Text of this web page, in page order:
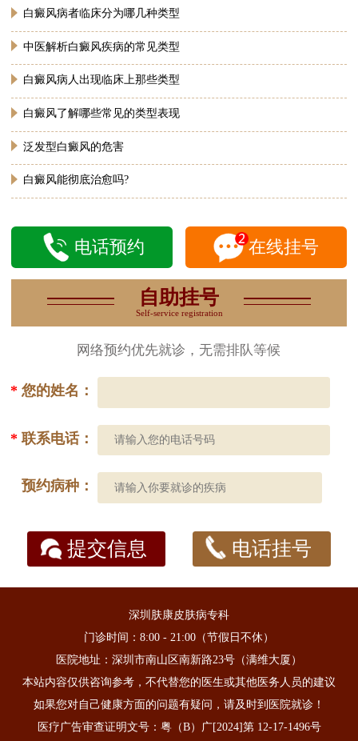
白癜风病者临床分为哪几种类型
中医解析白癜风疾病的常见类型
白癜风病人出现临床上那些类型
白癜风了解哪些常见的类型表现
泛发型白癜风的危害
白癜风能彻底治愈吗?
电话预约 在线挂号
自助挂号
Self-service registration
网络预约优先就诊，无需排队等候
*您的姓名：
*联系电话：
预约病种：
提交信息 电话挂号
深圳肤康皮肤病专科
门诊时间：8:00 - 21:00（节假日不休）
医院地址：深圳市南山区南新路23号（满维大厦）
本站内容仅供咨询参考，不代替您的医生或其他医务人员的建议
如果您对自己健康方面的问题有疑问，请及时到医院就诊！
医疗广告审查证明文号：粤（B）广[2024]第 12-17-1496号